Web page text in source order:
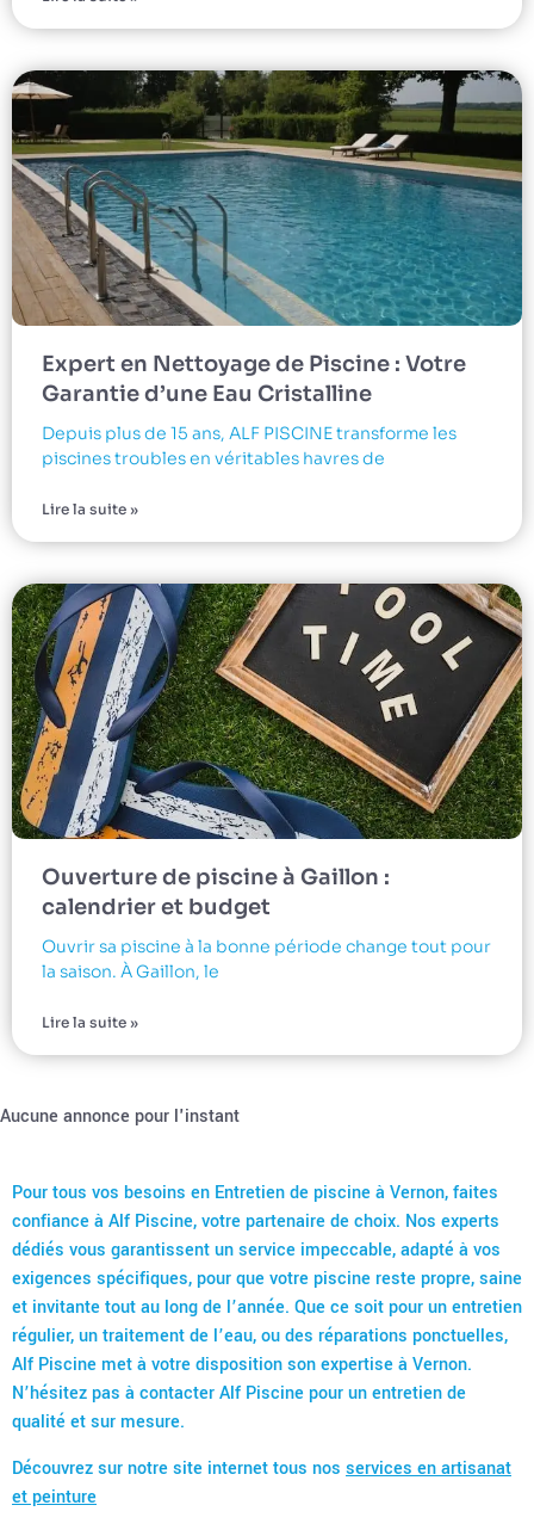
Expert en Nettoyage de Piscine : Votre
Garantie d’une Eau Cristalline
Depuis plus de 15 ans, ALF PISCINE transforme les
piscines troubles en véritables havres de
Lire la suite »
Ouverture de piscine à Gaillon :
calendrier et budget
Ouvrir sa piscine à la bonne période change tout pour
la saison. À Gaillon, le
Lire la suite »
Aucune annonce pour l'instant
Pour tous vos besoins en Entretien de piscine à Vernon, faites
confiance à Alf Piscine, votre partenaire de choix. Nos experts
dédiés vous garantissent un service impeccable, adapté à vos
exigences spécifiques, pour que votre piscine reste propre, saine
et invitante tout au long de l’année. Que ce soit pour un entretien
régulier, un traitement de l’eau, ou des réparations ponctuelles,
Alf Piscine met à votre disposition son expertise à Vernon.
N’hésitez pas à contacter Alf Piscine pour un entretien de
qualité et sur mesure.
Découvrez sur notre site internet tous nos services en artisanat
et peinture